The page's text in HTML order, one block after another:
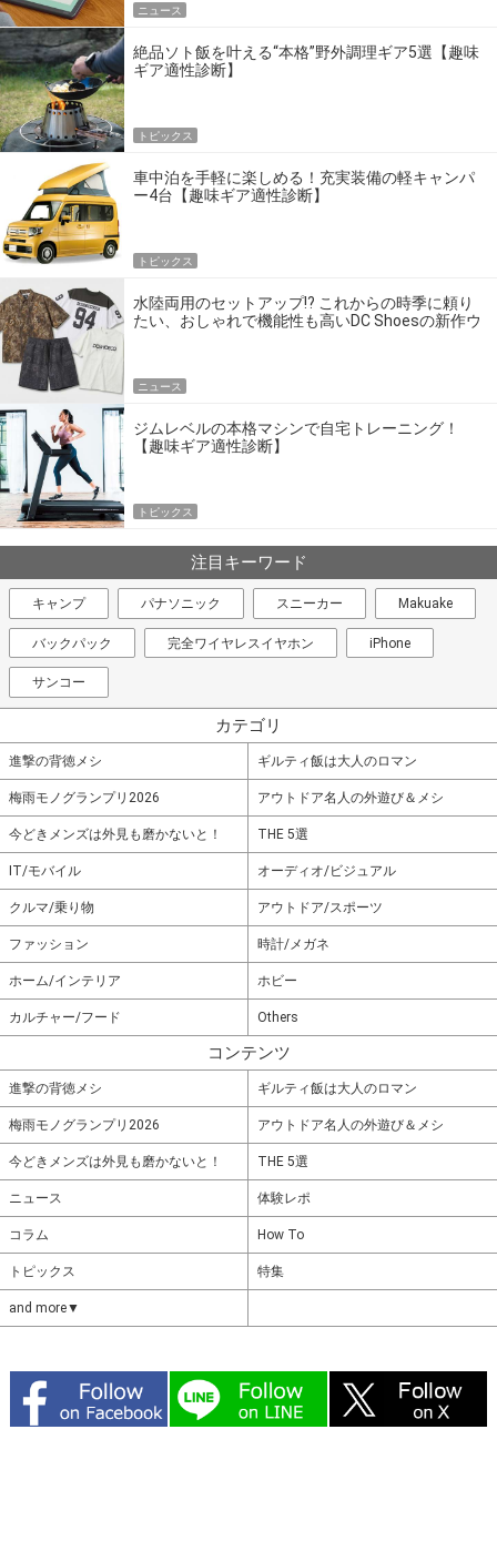
ニュース
絶品ソト飯を叶える“本格”野外調理ギア5選【趣味
ギア適性診断】
トピックス
車中泊を手軽に楽しめる！充実装備の軽キャンパ
ー4台【趣味ギア適性診断】
トピックス
水陸両用のセットアップ!? これからの時季に頼り
たい、おしゃれで機能性も高いDC Shoesの新作ウ
ニュース
ジムレベルの本格マシンで自宅トレーニング！
【趣味ギア適性診断】
トピックス
注目キーワード
キャンプ パナソニック スニーカー Makuake
バックパック 完全ワイヤレスイヤホン iPhone
サンコー
カテゴリ
進撃の背徳メシ ギルティ飯は大人のロマン
梅雨モノグランプリ2026 アウトドア名人の外遊び＆メシ
今どきメンズは外見も磨かないと！ THE 5選
IT/モバイル オーディオ/ビジュアル
クルマ/乗り物 アウトドア/スポーツ
ファッション 時計/メガネ
ホーム/インテリア ホビー
カルチャー/フード Others
コンテンツ
進撃の背徳メシ ギルティ飯は大人のロマン
梅雨モノグランプリ2026 アウトドア名人の外遊び＆メシ
今どきメンズは外見も磨かないと！ THE 5選
ニュース 体験レポ
コラム How To
トピックス 特集
and more▼